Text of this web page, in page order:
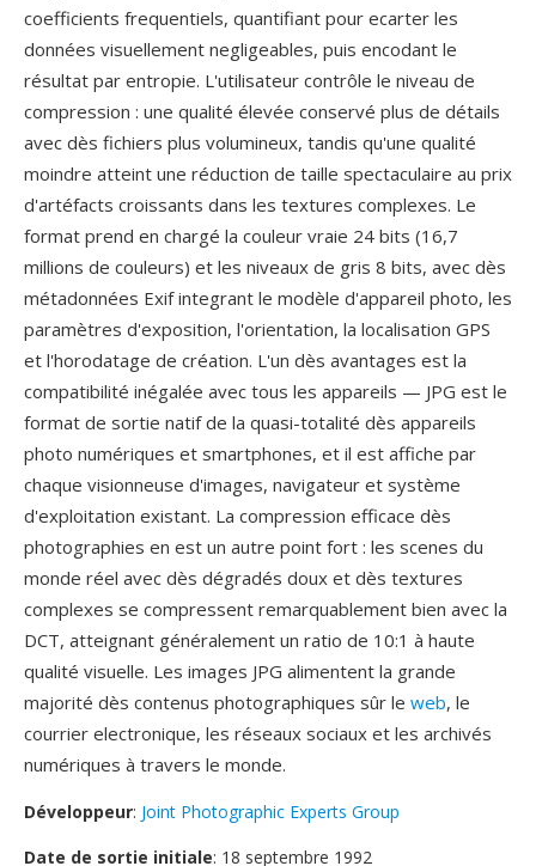
coefficients frequentiels, quantifiant pour ecarter les
données visuellement negligeables, puis encodant le
résultat par entropie. L'utilisateur contrôle le niveau de
compression : une qualité élevée conservé plus de détails
avec dès fichiers plus volumineux, tandis qu'une qualité
moindre atteint une réduction de taille spectaculaire au prix
d'artéfacts croissants dans les textures complexes. Le
format prend en chargé la couleur vraie 24 bits (16,7
millions de couleurs) et les niveaux de gris 8 bits, avec dès
métadonnées Exif integrant le modèle d'appareil photo, les
paramètres d'exposition, l'orientation, la localisation GPS
et l'horodatage de création. L'un dès avantages est la
compatibilité inégalée avec tous les appareils — JPG est le
format de sortie natif de la quasi-totalité dès appareils
photo numériques et smartphones, et il est affiche par
chaque visionneuse d'images, navigateur et système
d'exploitation existant. La compression efficace dès
photographies en est un autre point fort : les scenes du
monde réel avec dès dégradés doux et dès textures
complexes se compressent remarquablement bien avec la
DCT, atteignant généralement un ratio de 10:1 à haute
qualité visuelle. Les images JPG alimentent la grande
majorité dès contenus photographiques sûr le web, le
courrier electronique, les réseaux sociaux et les archivés
numériques à travers le monde.
Développeur: Joint Photographic Experts Group
Date de sortie initiale: 18 septembre 1992